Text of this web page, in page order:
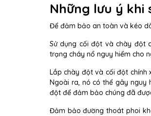
Những lưu ý khi
Để đảm bảo an toàn và kéo
Sử dụng cối đột và chày đột
trạng cháy nổ nguy hiểm cho
Lắp chày đột và cối đột chính
Ngoài ra, nó có thể gây nguy
đột để đảm bảo chúng đã
Đảm bảo đường thoát phoi